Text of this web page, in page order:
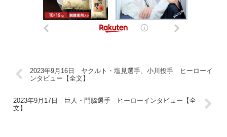
2023年9月16日 ヤクルト・塩見選手、小川投手 ヒーローイ
ンタビュー【全文】
2023年9月17日 巨人・門脇選手 ヒーローインタビュー【全
文】